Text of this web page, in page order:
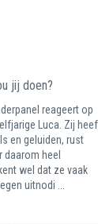
jij doen?
reageert op
Luca. Zij
en geluiden, rust
heel
wel dat ze vaak
uitnodi ...